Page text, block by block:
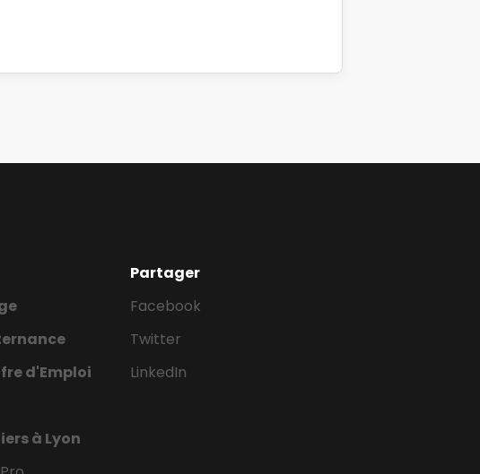
à Pouilley-Français (25). Accompagné par un
formé aux missions suivantes : -
d'Emploi
à Lyon
Partager
Facebook
Twitter
LinkedIn